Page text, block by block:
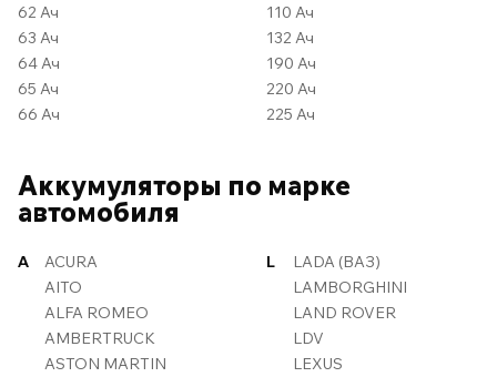
62 Ач
63 Ач
64 Ач
65 Ач
66 Ач
110 Ач
132 Ач
190 Ач
220 Ач
225 Ач
Аккумуляторы по марке
автомобиля
A
ACURA
AITO
ALFA ROMEO
AMBERTRUCK
ASTON MARTIN
L
LADA (ВАЗ)
LAMBORGHINI
LAND ROVER
LDV
LEXUS